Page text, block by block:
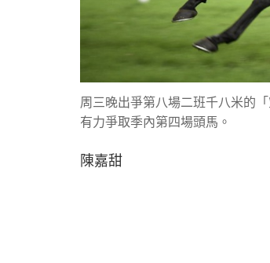
周三晚出爭第八場二班千八米的
有力爭取季內第四場頭馬。
陳嘉甜